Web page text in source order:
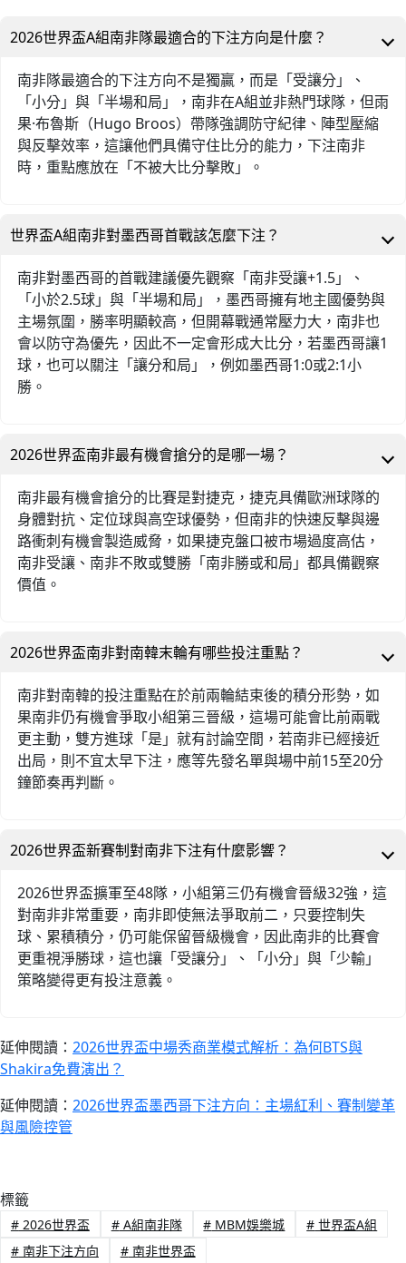
2026世界盃A組南非隊最適合的下注方向是什麼？
南非隊最適合的下注方向不是獨贏，而是「受讓分」、
「小分」與「半場和局」，南非在A組並非熱門球隊，但雨
果·布魯斯（Hugo Broos）帶隊強調防守紀律、陣型壓縮
與反擊效率，這讓他們具備守住比分的能力，下注南非
時，重點應放在「不被大比分擊敗」。
世界盃A組南非對墨西哥首戰該怎麼下注？
南非對墨西哥的首戰建議優先觀察「南非受讓+1.5」、
「小於2.5球」與「半場和局」，墨西哥擁有地主國優勢與
主場氛圍，勝率明顯較高，但開幕戰通常壓力大，南非也
會以防守為優先，因此不一定會形成大比分，若墨西哥讓1
球，也可以關注「讓分和局」，例如墨西哥1:0或2:1小
勝。
2026世界盃南非最有機會搶分的是哪一場？
南非最有機會搶分的比賽是對捷克，捷克具備歐洲球隊的
身體對抗、定位球與高空球優勢，但南非的快速反擊與邊
路衝刺有機會製造威脅，如果捷克盤口被市場過度高估，
南非受讓、南非不敗或雙勝「南非勝或和局」都具備觀察
價值。
2026世界盃南非對南韓末輪有哪些投注重點？
南非對南韓的投注重點在於前兩輪結束後的積分形勢，如
果南非仍有機會爭取小組第三晉級，這場可能會比前兩戰
更主動，雙方進球「是」就有討論空間，若南非已經接近
出局，則不宜太早下注，應等先發名單與場中前15至20分
鐘節奏再判斷。
2026世界盃新賽制對南非下注有什麼影響？
2026世界盃擴軍至48隊，小組第三仍有機會晉級32強，這
對南非非常重要，南非即使無法爭取前二，只要控制失
球、累積積分，仍可能保留晉級機會，因此南非的比賽會
更重視淨勝球，這也讓「受讓分」、「小分」與「少輸」
策略變得更有投注意義。
延伸閱讀： 2026世界盃中場秀商業模式解析：為何BTS與
Shakira免費演出？
延伸閱讀： 2026世界盃墨西哥下注方向：主場紅利、賽制變革
與風險控管
標籤
#2026世界盃 #A組南非隊 # MBM娛樂城 # 世界盃A組
#南非下注方向 #南非世界盃